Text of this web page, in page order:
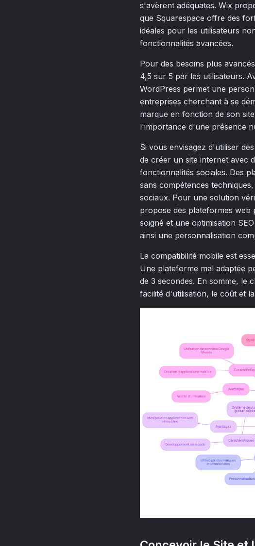
s'avèrent adéquates. Wix
que Squarespace offre des
idéales pour les utilisateurs
fonctionnalités avancées.
Pour des besoins plus
4,5 sur 5 par les utilisateurs.
WordPress permet une
entreprises cherchant à se
marque en fonction de son
l'importance d'une présence
Si vous envisagez d'utiliser
de créer un site internet avec
fonctionnalités sociales. Des
sans compétences
sociaux. Pour une solution
propose des plateformes web
soigné et une optimisation
ainsi une personnalisation
La compatibilité mobile est
Une plateforme mal adaptée
de 3 secondes. En somme, le
facilité d'utilisation, le coût et